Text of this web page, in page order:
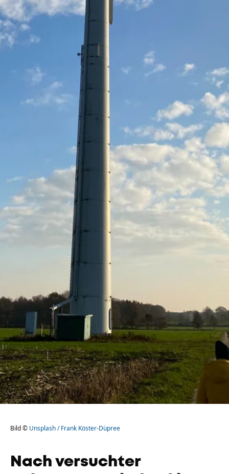
Bild © Unsplash / Frank Köster-Düpree
Nach versuchter